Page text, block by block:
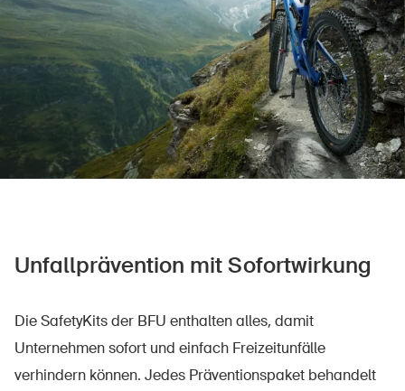
Sinus Plus
Kampagnen
Offene Stellen
Bestellen & herunterladen
Rechtsfragen & Gerichtsentscheide
Sicherheitsdelegierte & Gemeinden
Kontakt & Beratung
Unfallprävention mit Sofortwirkung
Die SafetyKits der BFU enthalten alles, damit
Unternehmen sofort und einfach Freizeitunfälle
verhindern können. Jedes Präventionspaket behandelt